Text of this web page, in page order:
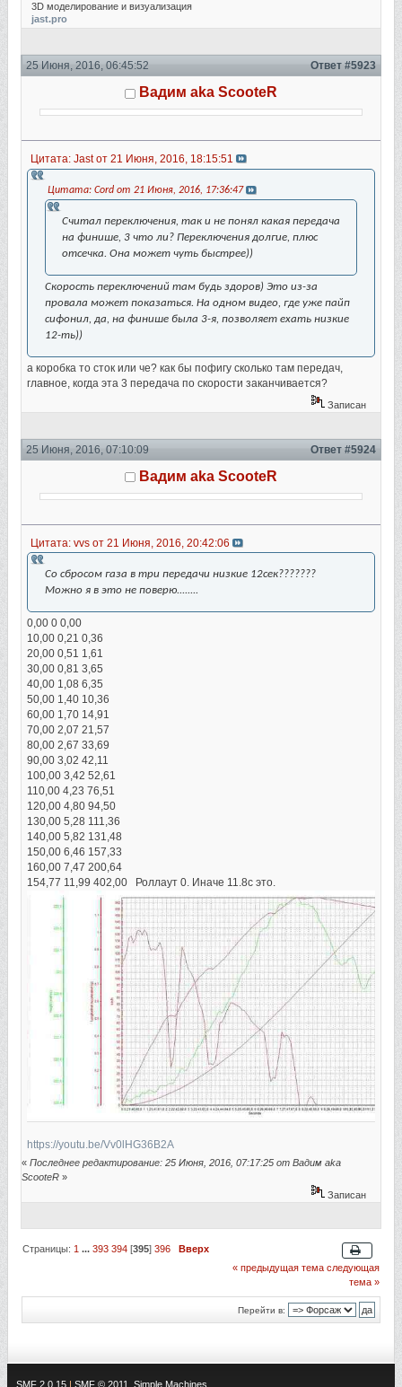
3D моделирование и визуализация
jast.pro
25 Июня, 2016, 06:45:52 Ответ #5923
Вадим aka ScooteR
Цитата: Jast от 21 Июня, 2016, 18:15:51
Цитата: Cord от 21 Июня, 2016, 17:36:47
Считал переключения, так и не понял какая передача
на финише, 3 что ли? Переключения долгие, плюс
отсечка. Она может чуть быстрее))
Скорость переключений там будь здоров) Это из-за
провала может показаться. На одном видео, где уже пайп
сифонил, да, на финише была 3-я, позволяет ехать низкие
12-ть))
а коробка то сток или че? как бы пофигу сколько там передач,
главное, когда эта 3 передача по скорости заканчивается?
Записан
25 Июня, 2016, 07:10:09 Ответ #5924
Вадим aka ScooteR
Цитата: vvs от 21 Июня, 2016, 20:42:06
Со сбросом газа в три передачи низкие 12сек???????
Можно я в это не поверю........
0,00 0 0,00
10,00 0,21 0,36
20,00 0,51 1,61
30,00 0,81 3,65
40,00 1,08 6,35
50,00 1,40 10,36
60,00 1,70 14,91
70,00 2,07 21,57
80,00 2,67 33,69
90,00 3,02 42,11
100,00 3,42 52,61
110,00 4,23 76,51
120,00 4,80 94,50
130,00 5,28 111,36
140,00 5,82 131,48
150,00 6,46 157,33
160,00 7,47 200,64
154,77 11,99 402,00 Роллаут 0. Иначе 11.8с это.
https://youtu.be/Vv0lHG36B2A
«Последнее редактирование: 25 Июня, 2016, 07:17:25 от Вадим aka
ScooteR »
Записан
Страницы: 1 ...393 394 [395]396
Вверх
« предыдущая тема следующая
тема »
Перейти в:
SMF 2.0.15 | SMF © 2011 Simple Machines